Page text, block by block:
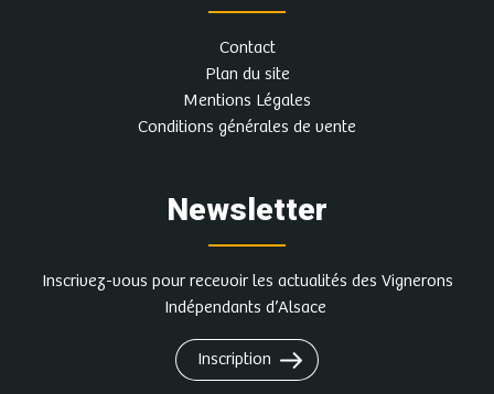
Contact
Plan du site
Mentions Légales
Conditions générales de vente
Newsletter
Inscrivez-vous pour recevoir les actualités des Vignerons
Indépendants d’Alsace
Inscription